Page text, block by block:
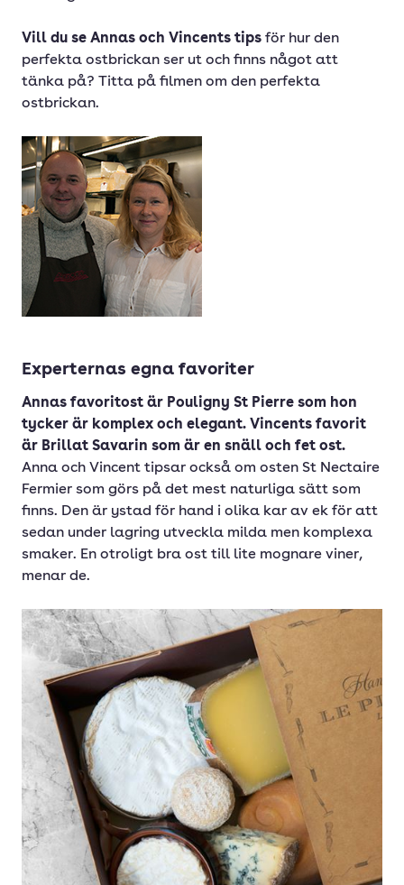
Vill du se Annas och Vincents tips för hur den
perfekta ostbrickan ser ut och finns något att
tänka på? Titta på filmen om den perfekta
ostbrickan.
Experternas egna favoriter
Annas favoritost är Pouligny St Pierre som hon
tycker är komplex och elegant. Vincents favorit
är Brillat Savarin som är en snäll och fet ost.
Anna och Vincent tipsar också om osten St Nectaire
Fermier som görs på det mest naturliga sätt som
finns. Den är ystad för hand i olika kar av ek för att
sedan under lagring utveckla milda men komplexa
smaker. En otroligt bra ost till lite mognare viner,
menar de.